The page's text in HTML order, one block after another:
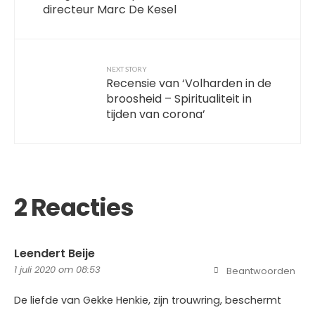
directeur Marc De Kesel
NEXT STORY
Recensie van ‘Volharden in de
broosheid – Spiritualiteit in
tijden van corona’
2 Reacties
Leendert Beije
1 juli 2020 om 08:53
De liefde van Gekke Henkie, zijn trouwring, beschermt
Beantwoorden